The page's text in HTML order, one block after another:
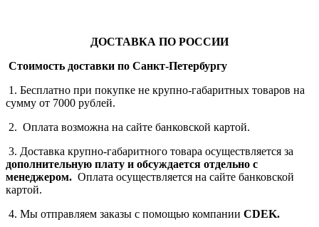
ДОСТАВКА ПО РОССИИ
Стоимость доставки по Санкт-Петербургу
1. Бесплатно при покупке не крупно-габаритных товаров на
сумму от 7000 рублей.
2. Оплата возможна на сайте банковской картой.
3. Доставка крупно-габаритного товара осуществляется за
дополнительную плату и обсуждается отдельно с
менеджером. Оплата осуществляется на сайте банковской
картой.
4. Мы отправляем заказы с помощью компании СDEK.